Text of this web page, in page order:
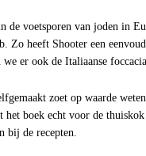
de voetsporen van joden in
Zo heeft Shooter een
er ook de Italiaanse
zoet op waarde
boek echt voor de thuiskok
bij de recepten.